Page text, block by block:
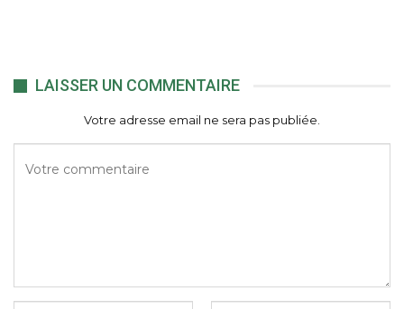
LAISSER UN COMMENTAIRE
Votre adresse email ne sera pas publiée.